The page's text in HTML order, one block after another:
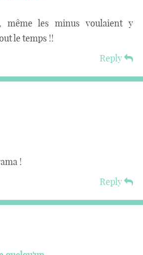
même les minus voulaient y
le temps !!
Reply
!
Reply